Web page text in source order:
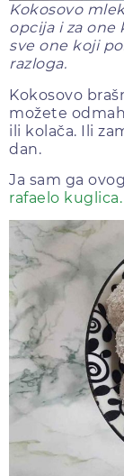
Kokosovo
opcija i za one
sve one koji
razloga.
Kokosovo
možete
ili kolača. Ili
dan.
Ja sam ga
rafaelo kuglica.